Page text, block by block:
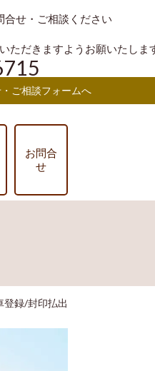
合せ・ご相談ください
ただきますようお願いたしま
ご相談フォームへ
お問合
せ
登録/封印払出